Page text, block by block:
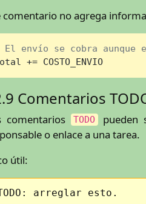
comentario no agrega
El envío se cobra
+= COSTO_ENVIO
Comentarios
comentarios TODO pueden
o enlace a una tarea.
útil:
arreglar esto.